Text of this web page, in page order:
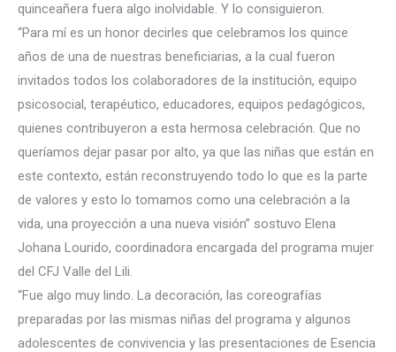
quinceañera fuera algo inolvidable. Y lo consiguieron.
“Para mí es un honor decirles que celebramos los quince
años de una de nuestras beneficiarias, a la cual fueron
invitados todos los colaboradores de la institución, equipo
psicosocial, terapéutico, educadores, equipos pedagógicos,
quienes contribuyeron a esta hermosa celebración. Que no
queríamos dejar pasar por alto, ya que las niñas que están en
este contexto, están reconstruyendo todo lo que es la parte
de valores y esto lo tomamos como una celebración a la
vida, una proyección a una nueva visión” sostuvo Elena
Johana Lourido, coordinadora encargada del programa mujer
del CFJ Valle del Lili.
“Fue algo muy lindo. La decoración, las coreografías
preparadas por las mismas niñas del programa y algunos
adolescentes de convivencia y las presentaciones de Esencia